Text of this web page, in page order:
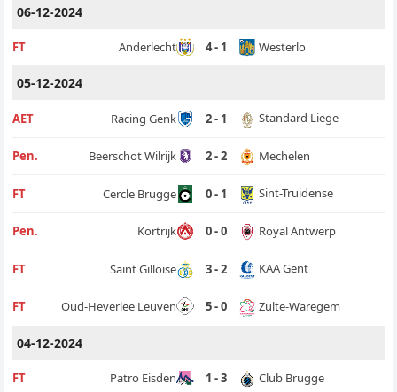
06-12-2024
FT Anderlecht 4 - 1 Westerlo
05-12-2024
AET Racing Genk 2 - 1 Standard Liege
Pen. Beerschot Wilrijk 2 - 2 Mechelen
FT Cercle Brugge 0 - 1 Sint-Truidense
Pen. Kortrijk 0 - 0 Royal Antwerp
FT Saint Gilloise 3 - 2 KAA Gent
FT Oud-Heverlee Leuven 5 - 0 Zulte-Waregem
04-12-2024
FT Patro Eisden 1 - 3 Club Brugge